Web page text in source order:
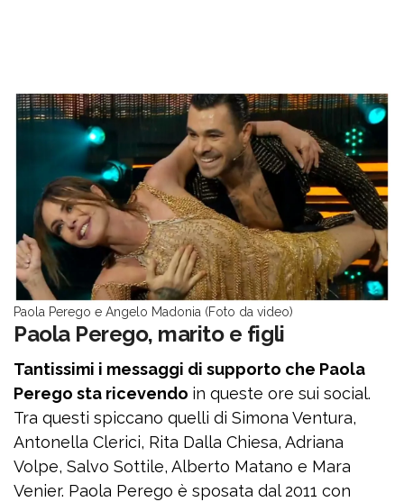
Paola Perego e Angelo Madonia (Foto da video)
Paola Perego, marito e figli
Tantissimi i messaggi di supporto che Paola
Perego sta ricevendo in queste ore sui social.
Tra questi spiccano quelli di Simona Ventura,
Antonella Clerici, Rita Dalla Chiesa, Adriana
Volpe, Salvo Sottile, Alberto Matano e Mara
Venier. Paola Perego è sposata dal 2011 con